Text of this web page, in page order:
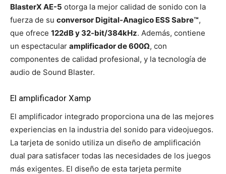
BlasterX AE-5 otorga la mejor calidad de sonido con la
fuerza de su conversor Digital-Anagico ESS Sabre™,
que ofrece 122dB y 32-bit/384kHz. Además, contiene
un espectacular amplificador de 600Ω, con
componentes de calidad profesional, y la tecnología de
audio de Sound Blaster.
El amplificador Xamp
El amplificador integrado proporciona una de las mejores
experiencias en la industria del sonido para videojuegos.
La tarjeta de sonido utiliza un diseño de amplificación
dual para satisfacer todas las necesidades de los juegos
más exigentes. El diseño de esta tarjeta permite